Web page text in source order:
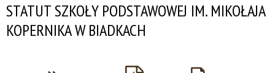
STATUT SZKOŁY PODSTAWOWEJ IM. MIKOŁAJA
KOPERNIKA W BIADKACH